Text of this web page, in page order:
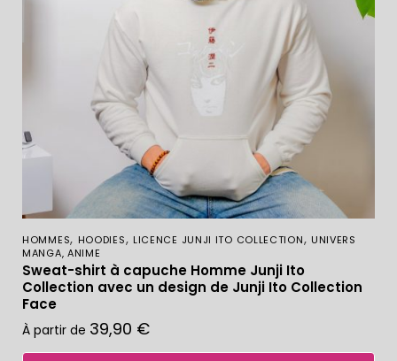
HOMMES, HOODIES, LICENCE JUNJI ITO COLLECTION, UNIVERS
MANGA, ANIME
Sweat-shirt à capuche Homme Junji Ito
Collection avec un design de Junji Ito Collection
Face
À partir de 39,90 €